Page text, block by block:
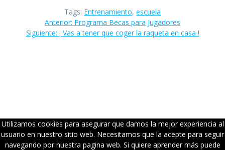
Tags: Entrenamiento, escuela
Navegación
Anterior: Entrada
anterior:
Programa Becas para Jugadores
Siguiente: Siguiente
¡ Vas a tener que coger la raqueta en casa !
Utilizamos cookies para asegurar que damos la mejor experiencia al
usuario en nuestro sitio web. Necesitamos que la acepte para seguir
navegando por nuestra pagina web. Si quiere aprender más puede